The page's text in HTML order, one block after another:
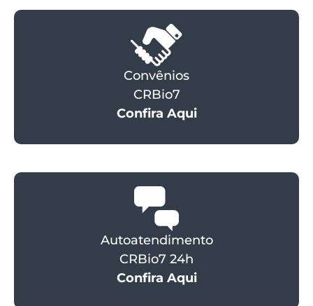
Convênios
CRBio7
Confira Aqui
Autoatendimento
CRBio7 24h
Confira Aqui